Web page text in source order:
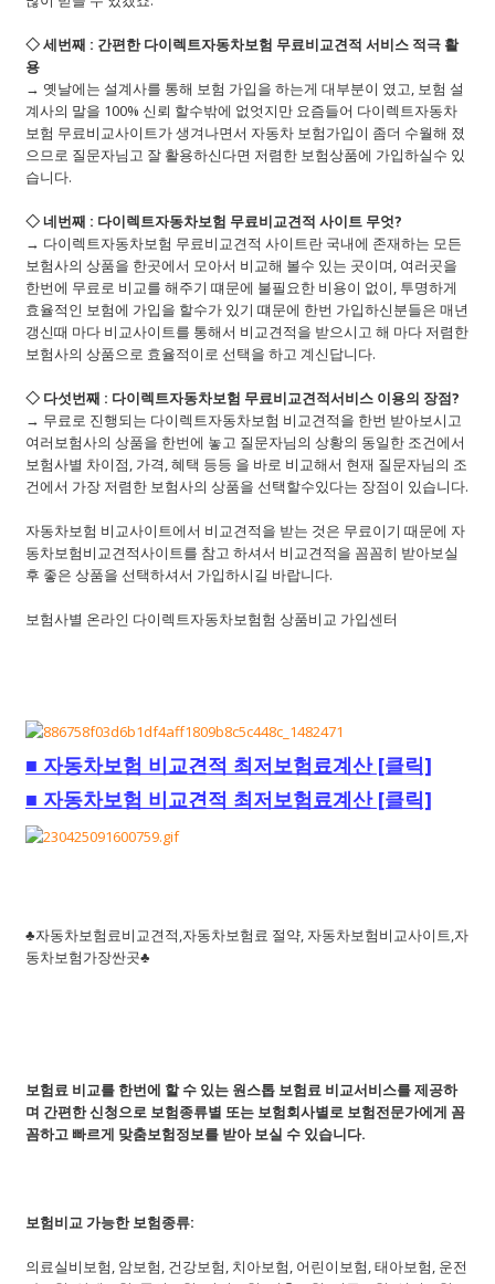
◇ 세번째 : 간편한 다이렉트자동차보험 무료비교견적 서비스 적극 활
용
→ 옛날에는 설계사를 통해 보험 가입을 하는게 대부분이 였고, 보험 설
계사의 말을 100% 신뢰 할수밖에 없엇지만 요즘들어 다이렉트자동차
보험 무료비교사이트가 생겨나면서 자동차 보험가입이 좀더 수월해 졌
으므로 질문자님고 잘 활용하신다면 저렴한 보험상품에 가입하실수 있
습니다.
◇ 네번째 : 다이렉트자동차보험 무료비교견적 사이트 무엇?
→ 다이렉트자동차보험 무료비교견적 사이트란 국내에 존재하는 모든
보험사의 상품을 한곳에서 모아서 비교해 볼수 있는 곳이며, 여러곳을
한번에 무료로 비교를 해주기 떄문에 불필요한 비용이 없이, 투명하게
효율적인 보험에 가입을 할수가 있기 떄문에 한번 가입하신분들은 매년
갱신때 마다 비교사이트를 통해서 비교견적을 받으시고 해 마다 저렴한
보험사의 상품으로 효율적이로 선택을 하고 계신답니다.
◇ 다섯번째 : 다이렉트자동차보험 무료비교견적서비스 이용의 장점?
→ 무료로 진행되는 다이렉트자동차보험 비교견적을 한번 받아보시고
여러보험사의 상품을 한번에 놓고 질문자님의 상황의 동일한 조건에서
보험사별 차이점, 가격, 혜택 등등 을 바로 비교해서 현재 질문자님의 조
건에서 가장 저렴한 보험사의 상품을 선택할수있다는 장점이 있습니다.
자동차보험 비교사이트에서 비교견적을 받는 것은 무료이기 때문에 자
동차보험비교견적사이트를 참고 하셔서 비교견적을 꼼꼼히 받아보실
후 좋은 상품을 선택하셔서 가입하시길 바랍니다.
보험사별 온라인 다이렉트자동차보험험 상품비교 가입센터
■ 자동차보험 비교견적 최저보험료계산 [클릭]
■ 자동차보험 비교견적 최저보험료계산 [클릭]
♣자동차보험료비교견적,자동차보험료 절약, 자동차보험비교사이트,자
동차보험가장싼곳♣
보험료 비교를 한번에 할 수 있는 원스톱 보험료 비교서비스를 제공하
며 간편한 신청으로 보험종류별 또는 보험회사별로 보험전문가에게 꼼
꼼하고 빠르게 맞춤보험정보를 받아 보실 수 있습니다.
보험비교 가능한 보험종류:
의료실비보험, 암보험, 건강보험, 치아보험, 어린이보험, 태아보험, 운전